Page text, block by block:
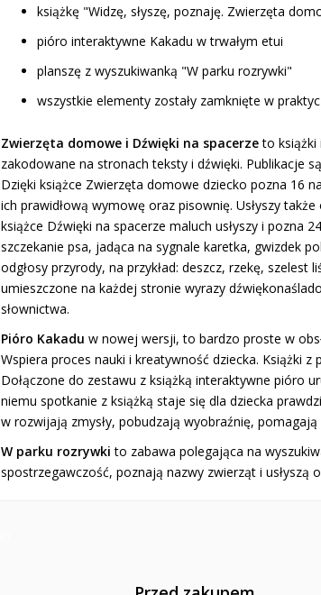
książkę "Widzę, słyszę, poznaję. Zwierzęta
pióro interaktywne Kakadu w trwałym etui
planszę z wyszukiwanką "W parku rozrywki"
wszystkie elementy zostały zamknięte w
Zwierzęta domowe i Dźwięki na spacerzeto książki
zakodowane na stronach teksty i dźwięki. Publikacje
Dzięki książce Zwierzęta domowe dziecko pozna 16
ich prawidłową wymowę oraz pisownię. Usłyszy
książce Dźwięki na spacerze maluch usłyszy i pozna
szczekanie psa, jadąca na sygnale karetka, gwizdek
odgłosy przyrody, na przykład: deszcz, rzekę,
umieszczone na każdej stronie wyrazy
słownictwa.
Pióro Kakadu w nowej wersji, to bardzo proste w
Wspiera proces nauki i kreatywność dziecka. Książki
Dołączone do zestawu z książką interaktywne pióro
niemu spotkanie z książką staje się dla dziecka
w rozwijają zmysły, pobudzają wyobraźnię,
W parku rozrywki to zabawa polegająca na
spostrzegawczość, poznają nazwy zwierząt i usłyszą